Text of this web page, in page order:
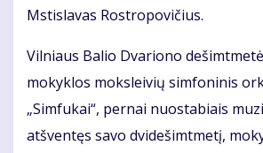
Mstislavas Rostropovičius.
Vilniaus Balio Dvariono
mokyklos moksleivių simfoninis
„Simfukai“, pernai nuostabiais
atšventęs savo dvidešimtmetį,